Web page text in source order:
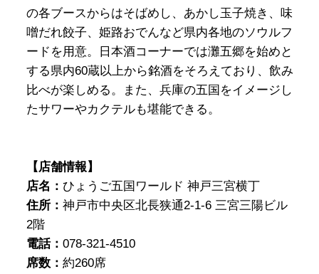
の各ブースからはそばめし、あかし玉子焼き、味
噌だれ餃子、姫路おでんなど県内各地のソウルフ
ードを用意。日本酒コーナーでは灘五郷を始めと
する県内60蔵以上から銘酒をそろえており、飲み
比べが楽しめる。また、兵庫の五国をイメージし
たサワーやカクテルも堪能できる。
【店舗情報】
店名： ひょうご五国ワールド 神戸三宮横丁
住所： 神戸市中央区北長狭通2-1-6 三宮三陽ビル
2階
電話： 078-321-4510
席数： 約260席